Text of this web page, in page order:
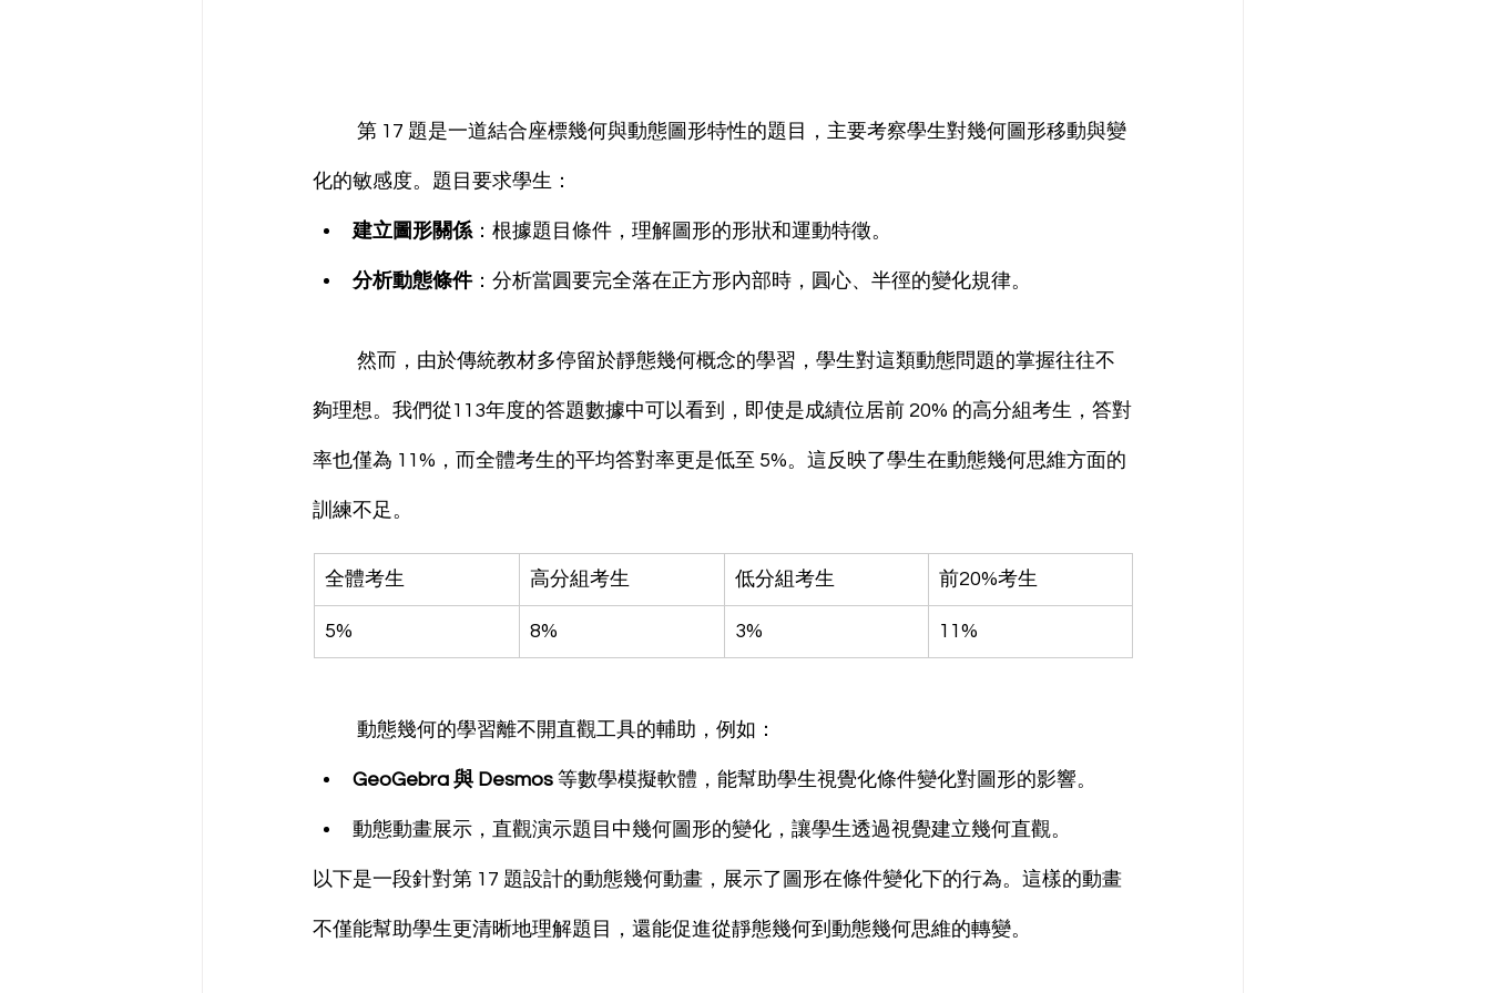
化的敏感度。題目要求學生：
建立圖形關係：根據題目條件，理解圖形的形狀和運動特徵。
分析動態條件：分析當圓要完全落在正方形內部時，圓心、半徑的變化規律。
夠理想。我們從113年度的答題數據中可以看到，即使是成績位居前 20% 的高分組考生，答對
率也僅為 11%，而全體考生的平均答對率更是低至 5%。這反映了學生在動態幾何思維方面的
訓練不足。
全體考生 高分組考生 低分組考生 前20%考生
5% 8% 3% 11%
	動態幾何的學習離不開直觀工具的輔助，例如：
GeoGebra 與 Desmos 等數學模擬軟體，能幫助學生視覺化條件變化對圖形的影響。
動態動畫展示，直觀演示題目中幾何圖形的變化，讓學生透過視覺建立幾何直觀。
以下是一段針對第 17 題設計的動態幾何動畫，展示了圖形在條件變化下的行為。這樣的動畫
不僅能幫助學生更清晰地理解題目，還能促進從靜態幾何到動態幾何思維的轉變。